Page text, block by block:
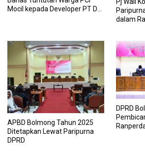
Mocil kepada Developer PT Dwi
dalam
APBD Bolmong Tahun 2025
Ditetapkan Lewat Paripurna
DPRD
DPRD